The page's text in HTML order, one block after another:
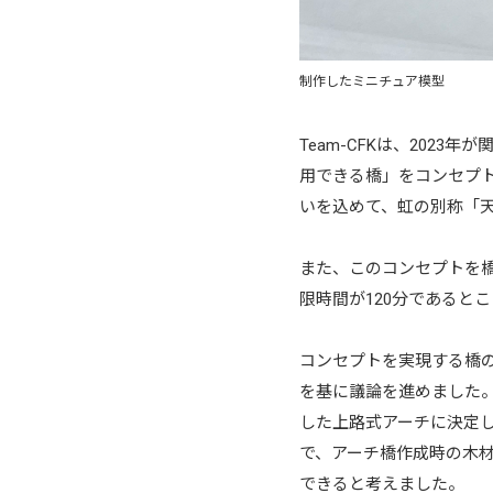
制作したミニチュア模型
Team-CFKは、2023年が
用できる橋」をコンセプ
いを込めて、虹の別称「
また、このコンセプトを
限時間が120分であると
コンセプトを実現する橋
を基に議論を進めました
した上路式アーチに決定
で、アーチ橋作成時の木
できると考えました。